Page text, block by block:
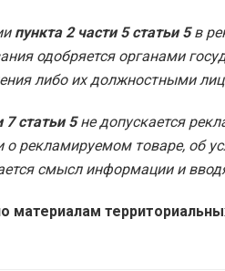
пункта 2 части 5 статьи 5в
одобряется органами
либо их должностными
7 статьи 5не допускается
рекламируемом товаре, об
смысл информации и
материалам